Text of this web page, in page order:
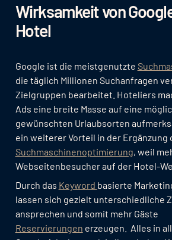
Wirksamkeit von
Hotel
Google ist die meistgenutzte
die täglich Millionen Suchanfragen
Zielgruppen bearbeitet. Hoteliers
Ads eine breite Masse auf eine
gewünschten Urlaubsorten
ein weiterer Vorteil in der Ergänzung
Suchmaschinenoptimierung, weil
Webseitenbesucher auf der Hotel-
Durch das Keyword basierte
lassen sich gezielt unterschiedliche
ansprechen und somit mehr Gäste
Reservierungen erzeugen. Alles in